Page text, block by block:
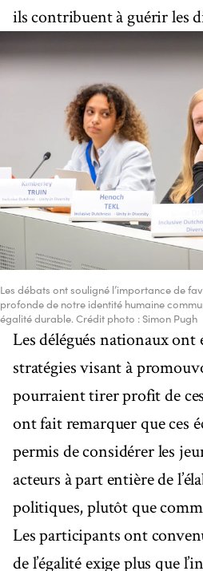
ils contribuent à guérir les
Les débats ont souligné l’importance de
profonde de notre identité humaine
égalité durable. Crédit photo : Simon Pugh
Les délégués nationaux ont
stratégies visant à
pourraient tirer profit de
ont fait remarquer que ces
permis de considérer les
acteurs à part entière de
politiques, plutôt que
Les participants ont
de l’égalité exige plus que